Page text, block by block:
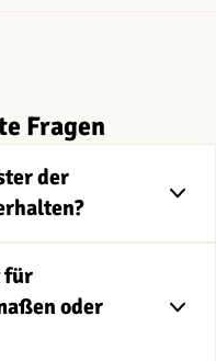
Fragen
der
für
oder